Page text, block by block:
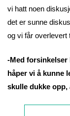
vi hatt noen
det er sunne
og vi får overlevert
-Med forsinkelser
håper vi å kunne
skulle dukke